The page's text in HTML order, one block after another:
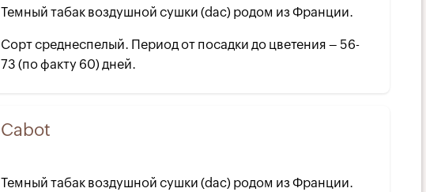
Темный табак воздушной сушки (dac) родом из Франции.
Сорт среднеспелый. Период от посадки до цветения – 56-
73 (по факту 60) дней.
Cabot
Темный табак воздушной сушки (dac) родом из Франции.